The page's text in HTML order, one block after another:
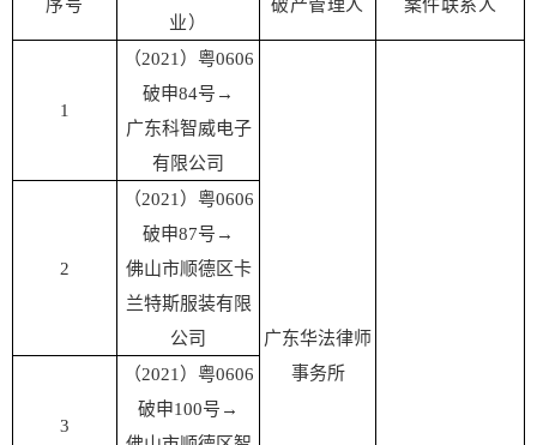
序号
业）
破产管理人 案件联系人
1
（2021）粤0606
破申84号→
广东科智威电子
有限公司
广东华法律师
事务所
2
（2021）粤0606
破申87号 →
佛山市顺德区卡
兰特斯服装有限
公司
3
（2021）粤0606
破申100号 →